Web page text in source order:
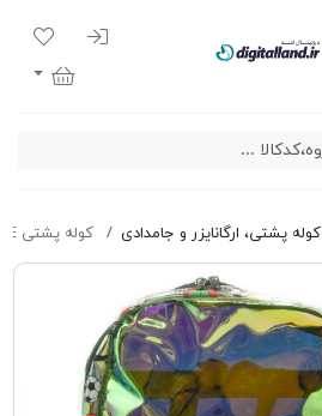
ورود به
لیست
سبد خرید
کوله پشتی، ارگانایزر و جامدادی کوله پشتی Star Five 9080E